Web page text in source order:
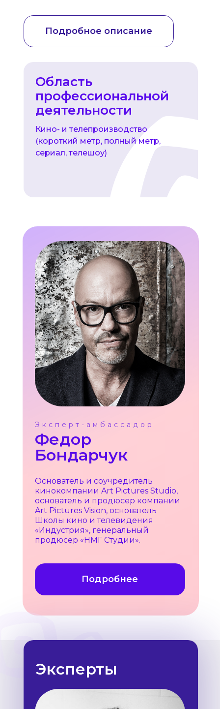
Область
профессиональной
деятельности
Подробное описание
Кино- и телепроизводство
(короткий метр, полный метр,
сериал, телешоу)
Эксперт-амбассадор
Федор
Бондарчук
Основатель и соучредитель
кинокомпании Art Pictures Studio,
основатель и продюсер компании
Art Pictures Vision, основатель
Школы кино и телевидения
«Индустрия», генеральный
продюсер «НМГ Студии».
Подробнее
Эксперты